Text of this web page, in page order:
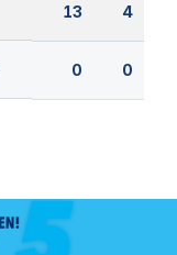
13 4
0 0